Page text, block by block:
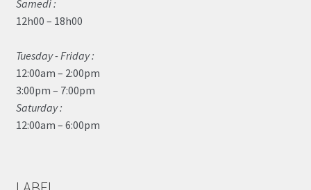
Samedi :
12h00 – 18h00
Tuesday - Friday :
12:00am – 2:00pm
3:00pm – 7:00pm
Saturday :
12:00am – 6:00pm